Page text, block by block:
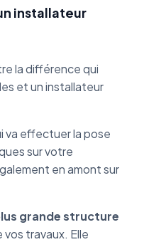
installateur
la différence qui
et un installateur
va effectuer la pose
sur votre
en amont sur
grande structure
vos travaux. Elle